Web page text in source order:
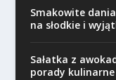
Smakowite
na słodkie i
Sałatka z
porady kulinarne